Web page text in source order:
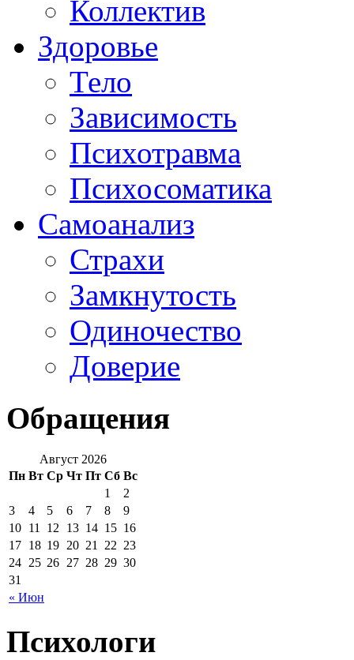
Коллектив
Здоровье
Тело
Зависимость
Психотравма
Психосоматика
Самоанализ
Страхи
Замкнутость
Одиночество
Доверие
Обращения
Август 2026
Пн Вт Ср Чт Пт Сб Вс
« Июн
1
2
3
4 5 6 7 8
9
10 11 12 13 14 15 16
17 18 19 20 21 22 23
24 25 26 27 28 29 30
31
Психологи